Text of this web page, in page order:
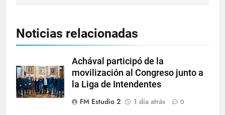
Noticias relacionadas
Achával participó de la
movilización al Congreso junto a
la Liga de Intendentes
FM Estudio 2
1 día atrás 0